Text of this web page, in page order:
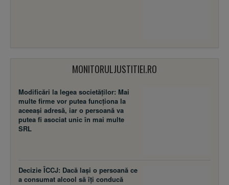
MONITORULJUSTITIEI.RO
Modificări la legea societăţilor: Mai
multe firme vor putea funcţiona la
aceeaşi adresă, iar o persoană va
putea fi asociat unic în mai multe
SRL
Decizie ÎCCJ: Dacă laşi o persoană ce
a consumat alcool să îţi conducă